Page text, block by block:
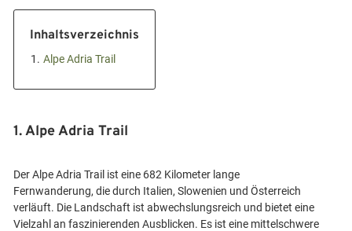
Inhaltsverzeichnis
1. Alpe Adria Trail
1. Alpe Adria Trail
Der Alpe Adria Trail ist eine 682 Kilometer lange
Fernwanderung, die durch Italien, Slowenien und Österreich
verläuft. Die Landschaft ist abwechslungsreich und bietet eine
Vielzahl an faszinierenden Ausblicken. Es ist eine mittelschwere